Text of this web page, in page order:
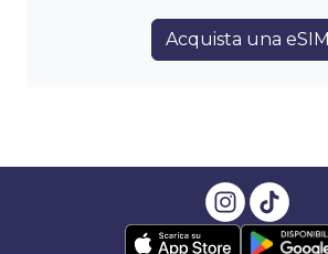
Acquista una eSIM